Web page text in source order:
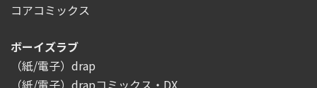
コアコミックス
ボーイズラブ
（紙/電子）drap